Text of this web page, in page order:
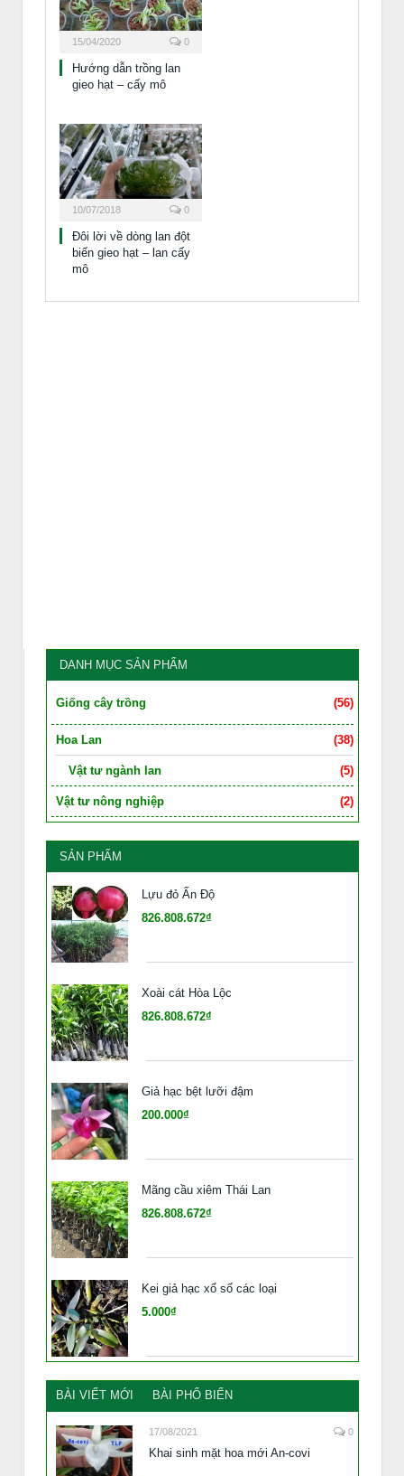
15/04/2020 0
Hướng dẫn trồng lan
gieo hạt – cấy mô
10/07/2018 0
Đôi lời về dòng lan đột
biến gieo hạt – lan cấy
mô
DANH MỤC SẢN PHẨM
Giống cây trồng (56)
Hoa Lan (38)
Vật tư ngành lan (5)
Vật tư nông nghiệp (2)
SẢN PHẨM
Lựu đỏ Ấn Độ
826.808.672₫
Xoài cát Hòa Lộc
826.808.672₫
Giả hạc bệt lưỡi đậm
200.000₫
Mãng cầu xiêm Thái Lan
826.808.672₫
Kei giả hạc xổ số các loại
5.000₫
BÀI VIẾT MỚI BÀI PHỔ BIẾN
17/08/2021 0
Khai sinh mặt hoa mới An-covi